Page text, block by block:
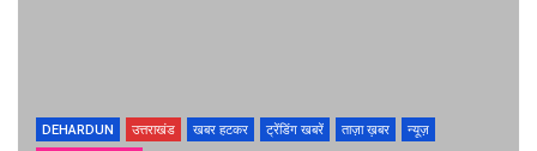
DEHARDUN उत्तराखंड खबर हटकर ट्रेंडिंग खबरें ताज़ा ख़बर
न्यूज़